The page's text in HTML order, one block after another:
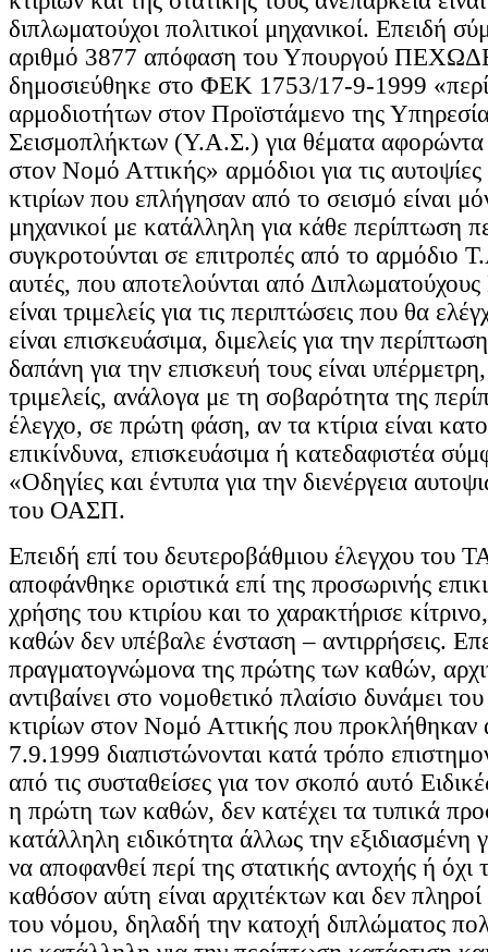
διπλωματούχοι πολιτικοί μηχανικοί. Επειδή
αριθμό 3877 απόφαση του Υπουργού
δημοσιεύθηκε στο ΦΕΚ 1753/17-9-1999
αρμοδιοτήτων στον Προϊστάμενο της
Σεισμοπλήκτων (Υ.Α.Σ.) για θέματα αφορώντα
στον Νομό Αττικής» αρμόδιοι για τις
κτιρίων που επλήγησαν από το σεισμό είναι
μηχανικοί με κατάλληλη για κάθε περίπτωση
συγκροτούνται σε επιτροπές από το αρμόδιο
αυτές, που αποτελούνται από
είναι τριμελείς για τις περιπτώσεις που θα
είναι επισκευάσιμα, διμελείς για την
δαπάνη για την επισκευή τους είναι υπέρμετρη,
τριμελείς, ανάλογα με τη σοβαρότητα της
έλεγχο, σε πρώτη φάση, αν τα κτίρια είναι
επικίνδυνα, επισκευάσιμα ή κατεδαφιστέα
«Οδηγίες και έντυπα για την διενέργεια
του ΟΑΣΠ.
Επειδή επί του δευτεροβάθμιου έλεγχου του
αποφάνθηκε οριστικά επί της προσωρινής
χρήσης του κτιρίου και το χαρακτήρισε
καθών δεν υπέβαλε ένσταση – αντιρρήσεις.
πραγματογνώμονα της πρώτης των καθών,
αντιβαίνει στο νομοθετικό πλαίσιο δυνάμει
κτιρίων στον Νομό Αττικής που προκλήθηκαν
7.9.1999 διαπιστώνονται κατά τρόπο
από τις συσταθείσες για τον σκοπό αυτό
η πρώτη των καθών, δεν κατέχει τα τυπικά
κατάλληλη ειδικότητα άλλως την εξιδιασμένη
να αποφανθεί περί της στατικής αντοχής ή όχι
καθόσον αύτη είναι αρχιτέκτων και δεν πληροί
του νόμου, δηλαδή την κατοχή διπλώματος